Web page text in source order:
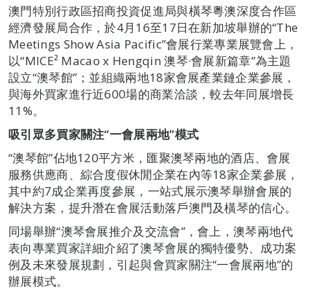
澳門特別行政區招商投資促進局與橫琴粵澳深度合作區
經濟發展局合作，於4月16至17日在新加坡舉辦的“The
Meetings Show Asia Pacific”會展行業專業展覽會上，
以“MICE² Macao x Hengqin 澳琴·會展新篇章”為主題
設立“澳琴館”；並組織兩地18家會展產業鏈企業參展，
與海外買家進行近600場的商業洽談，較去年同展增長
11%。
吸引眾多買家關注“一會展兩地”模式
“澳琴館”佔地120平方米，匯聚澳琴兩地的酒店、會展
服務供應商、綜合度假休閒企業在內等18家企業參展，
其中約7成企業再度參展，一站式展示澳琴舉辦會展的
解決方案，提升潛在會展活動落戶澳門及橫琴的信心。
同場舉辦“澳琴會展推介及交流會”，會上，澳琴兩地代
表向專業買家詳細介紹了澳琴會展的獨特優勢、成功案
例及未來發展規劃，引起與會買家關注“一會展兩地”的
辦展模式。